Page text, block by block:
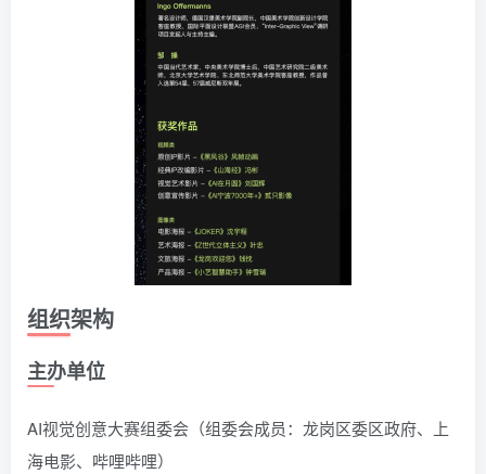
组织架构
主办单位
AI视觉创意大赛组委会（组委会成员：龙岗区委区政府、上
海电影、哔哩哔哩）